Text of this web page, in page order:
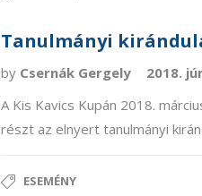
Tanulmányi
by Csernák Gergely
2018.
A Kis Kavics Kupán 2018.
részt az elnyert tanulmányi
ESEMÉNY